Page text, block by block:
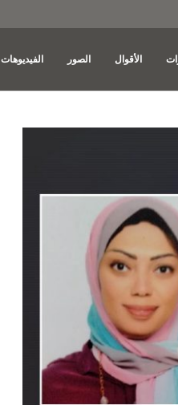
الأقوال الصور الفيديوهات